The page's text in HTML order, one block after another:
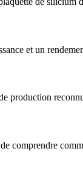
et un
comprendre